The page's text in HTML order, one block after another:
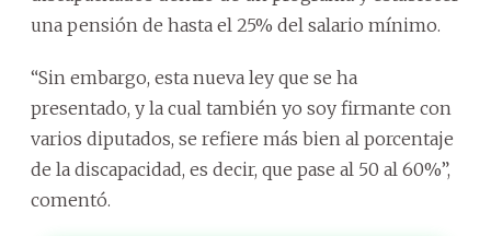
una pensión de hasta el 25% del salario mínimo.
“Sin embargo, esta nueva ley que se ha
presentado, y la cual también yo soy firmante con
varios diputados, se refiere más bien al porcentaje
de la discapacidad, es decir, que pase al 50 al 60%”,
comentó.